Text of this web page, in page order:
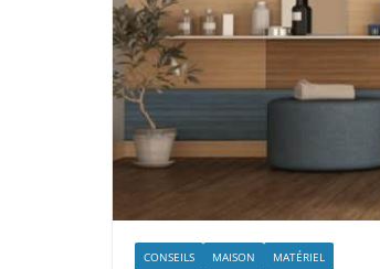
CONSEILS MAISON MATÉRIEL